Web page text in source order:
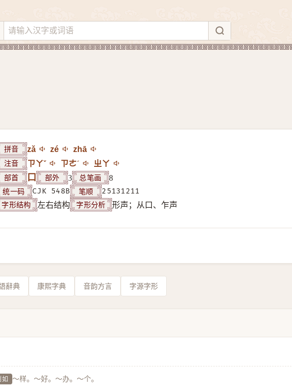
拼音 zǎ zé zhā
注音 ㄗㄚˇ ㄗㄜˊ ㄓㄚ
部首 口 部外 3 总笔画 8
统一码 CJK 548B 笔顺 25131211
字形结构 左右结构 字形分析 形声；从口、乍声
辭典 康熙字典 音韵方言 字源字形
如 ～样。～好。～办。～个。